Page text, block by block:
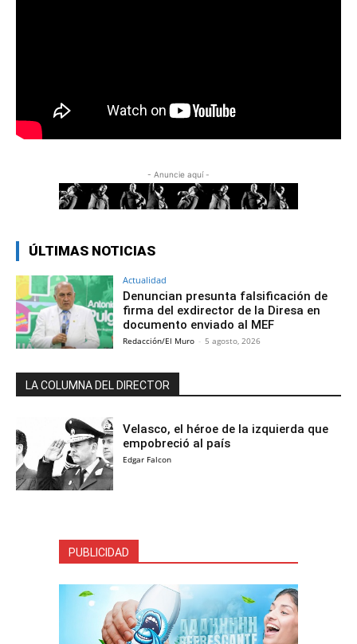
- Anuncie aquí -
ÚLTIMAS NOTICIAS
Actualidad
Denuncian presunta falsificación de
firma del exdirector de la Diresa en
documento enviado al MEF
Redacción/El Muro - 5 agosto, 2026
LA COLUMNA DEL DIRECTOR
Velasco, el héroe de la izquierda que
empobreció al país
Edgar Falcon
PUBLICIDAD